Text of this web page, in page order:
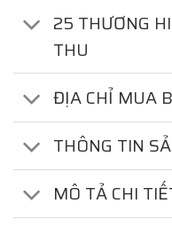
25 THƯƠNG
THU
ĐỊA CHỈ MUA
THÔNG TIN
MÔ TẢ CHI